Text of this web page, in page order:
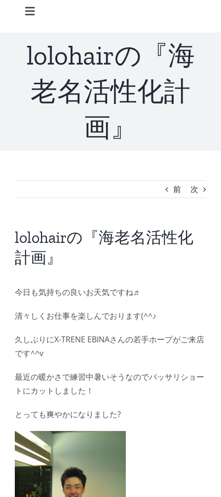
Toggle
STAFF
ACCESS
BLOG
Reservation
lolohairの『海
老名活性化計
画』
前 次
lolohairの『海老名活性化
計画』
今日も気持ちの良いお天気ですね♬
清々しくお仕事を楽しんでおります(^^♪
久しぶりにX-TRENE EBINAさんの若手ホープがご来店
です^^v
最近の暖かさで練習中暑いそうなのでバッサリショー
トにカットしました！
とっても爽やかになりました?